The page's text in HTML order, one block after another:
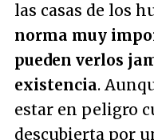
las casas de los
norma muy
pueden verlos
existencia.
estar en peligro
descubierta por